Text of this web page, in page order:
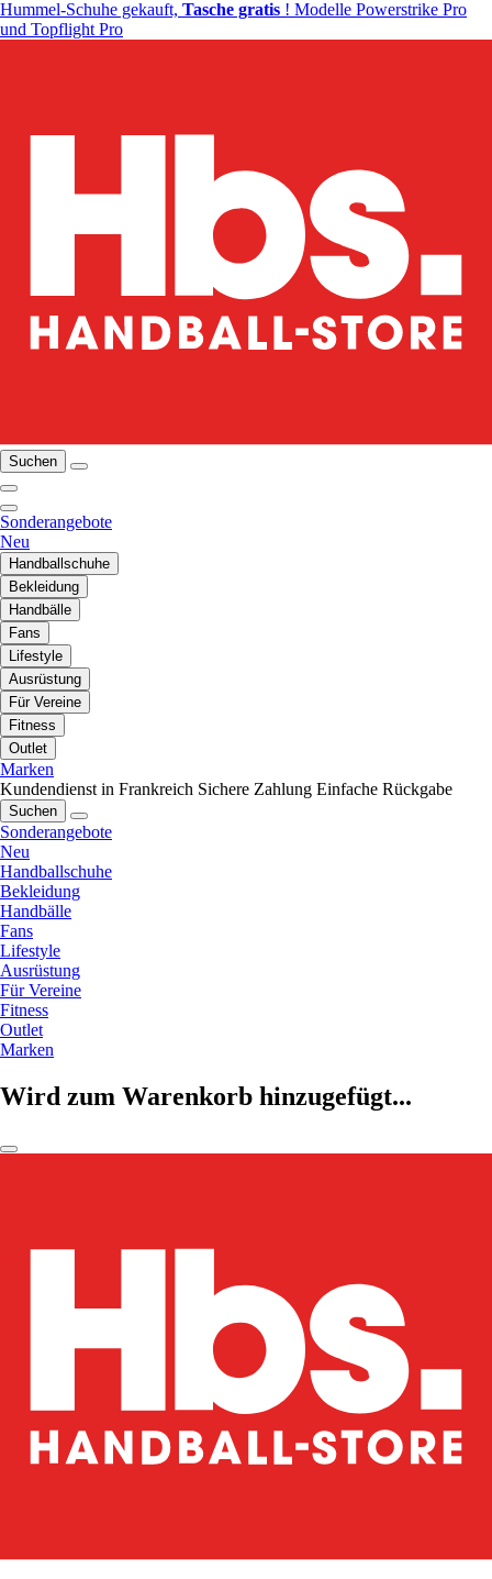
Hummel-Schuhe gekauft, Tasche gratis ! Modelle Powerstrike Pro
und Topflight Pro
Suchen
Sonderangebote
Neu
Handballschuhe
Bekleidung
Handbälle
Fans
Lifestyle
Ausrüstung
Für Vereine
Fitness
Outlet
Marken
Kundendienst in Frankreich Sichere Zahlung Einfache Rückgabe
Suchen
Sonderangebote
Neu
Handballschuhe
Bekleidung
Handbälle
Fans
Lifestyle
Ausrüstung
Für Vereine
Fitness
Outlet
Marken
Wird zum Warenkorb hinzugefügt...